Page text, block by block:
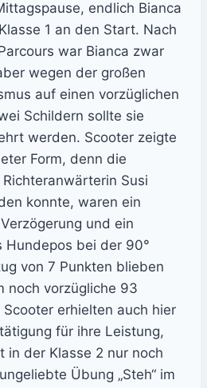
endlich Bianca
1 an den Start. Nach
war Bianca zwar
wegen der großen
auf einen vorzüglichen
Schildern sollte sie
werden. Scooter zeigte
Form, denn die
Susi
konnte, waren ein
und ein
Hundepos bei der 90°
von 7 Punkten blieben
noch vorzügliche 93
erhielten auch hier
für ihre Leistung,
in der Klasse 2 nur noch
Übung „Steh“ im